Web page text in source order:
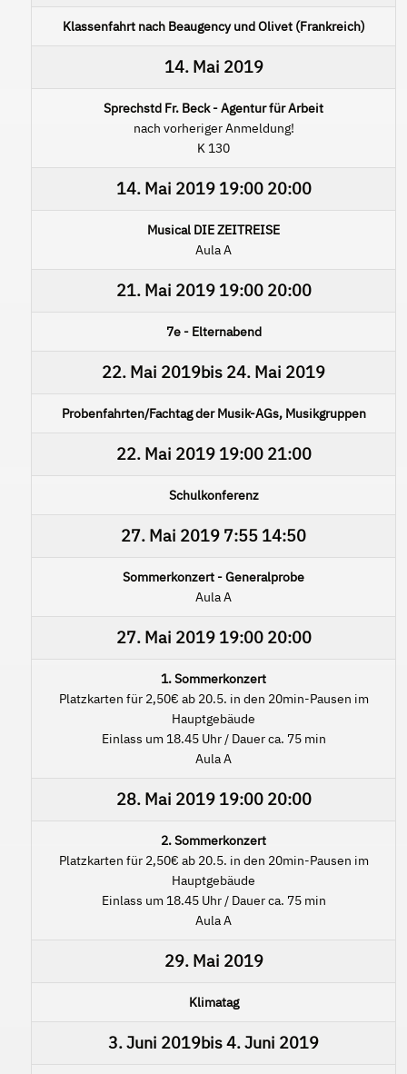
Klassenfahrt nach Beaugency und Olivet (Frankreich)
14. Mai 2019
Sprechstd Fr. Beck - Agentur für Arbeit
nach vorheriger Anmeldung!
K 130
14. Mai 201919:00 20:00
Musical DIE ZEITREISE
Aula A
21. Mai 201919:00 20:00
7e - Elternabend
22. Mai 2019bis 24. Mai 2019
Probenfahrten/Fachtag der Musik-AGs, Musikgruppen
22. Mai 201919:00 21:00
Schulkonferenz
27. Mai 2019 7:55 14:50
Sommerkonzert - Generalprobe
Aula A
27. Mai 201919:00 20:00
1. Sommerkonzert
Platzkarten für 2,50€ ab 20.5. in den 20min-Pausen im
Hauptgebäude
Einlass um 18.45 Uhr / Dauer ca. 75 min
Aula A
28. Mai 201919:00 20:00
2. Sommerkonzert
Platzkarten für 2,50€ ab 20.5. in den 20min-Pausen im
Hauptgebäude
Einlass um 18.45 Uhr / Dauer ca. 75 min
Aula A
29. Mai 2019
Klimatag
3. Juni 2019bis4. Juni 2019